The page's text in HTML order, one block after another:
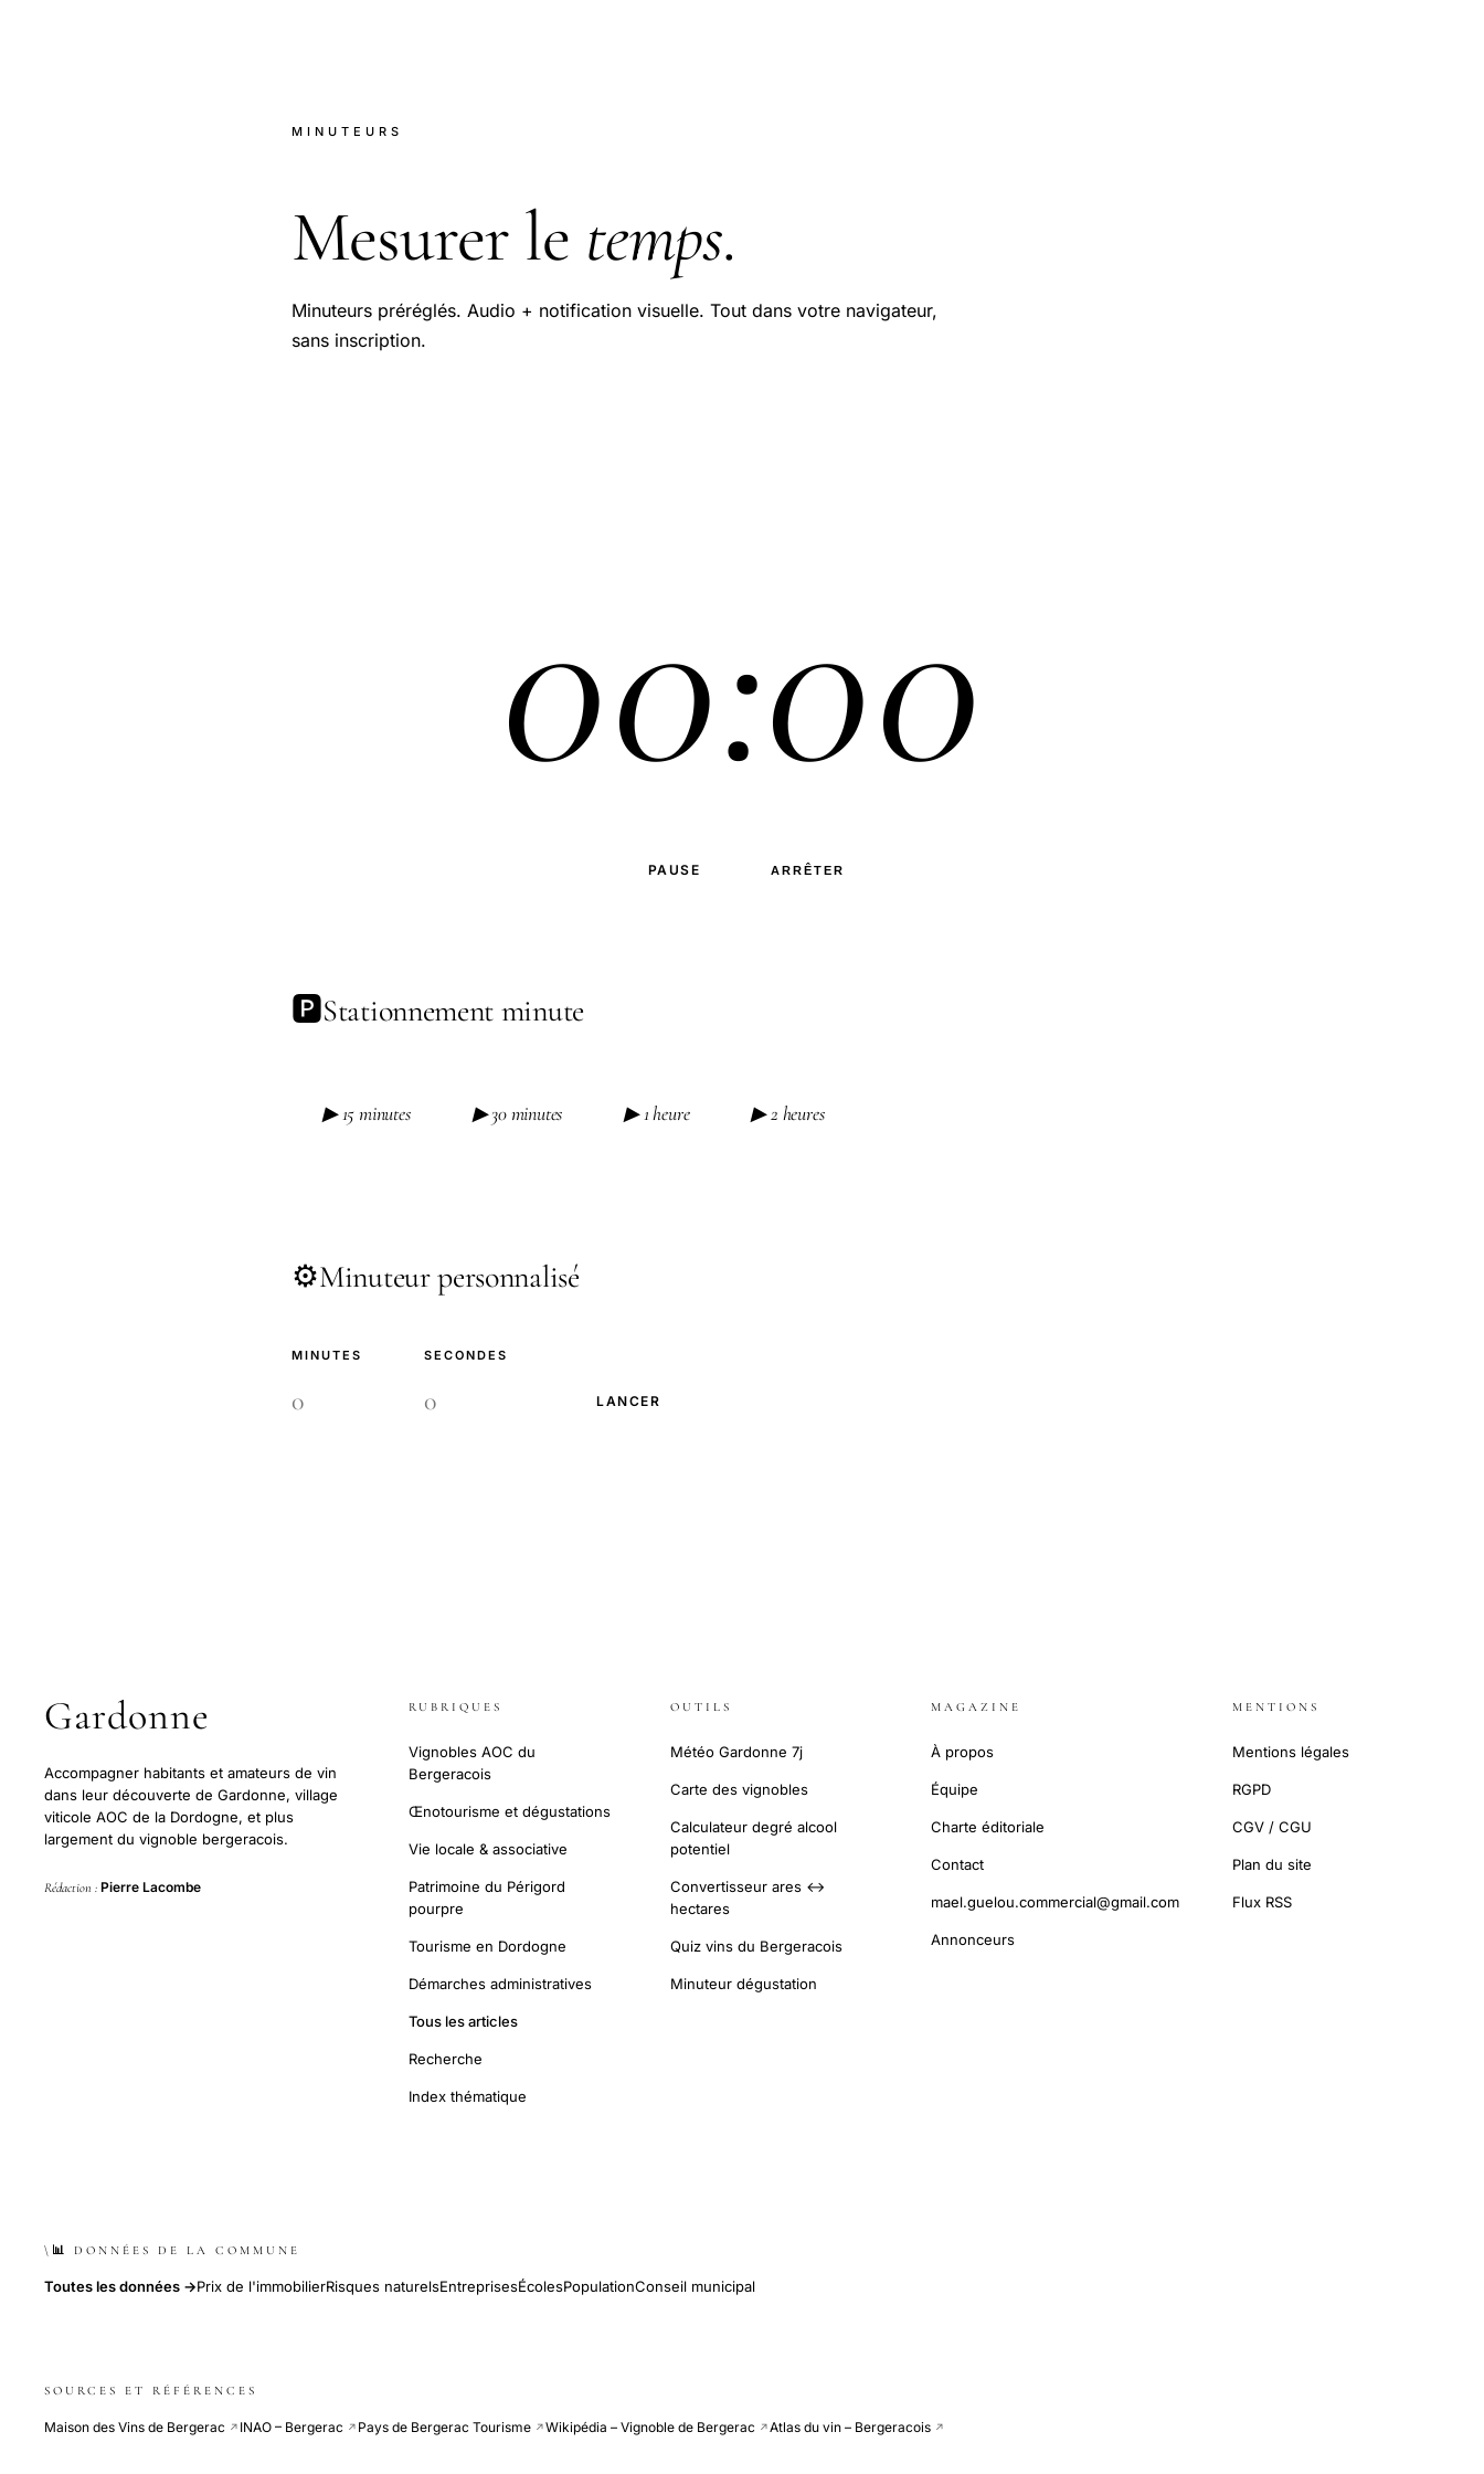
MINUTEURS
Mesurer le temps.
Minuteurs préréglés. Audio + notification visuelle. Tout dans votre navigateur,
sans inscription.
00:00
PAUSE ARRÊTER
🅿️Stationnement minute
▶ 15 minutes ▶ 30 minutes ▶ 1 heure ▶ 2 heures
⚙️Minuteur personnalisé
MINUTES SECONDES
LANCER
Gardonne
Accompagner habitants et amateurs de vin
dans leur découverte de Gardonne, village
viticole AOC de la Dordogne, et plus
largement du vignoble bergeracois.
Rédaction : Pierre Lacombe
RUBRIQUES
Vignobles AOC du
Bergeracois
Œnotourisme et dégustations
Vie locale & associative
Patrimoine du Périgord
pourpre
Tourisme en Dordogne
Démarches administratives
Tous les articles
Recherche
Index thématique
OUTILS
Météo Gardonne 7j
Carte des vignobles
Calculateur degré alcool
potentiel
Convertisseur ares ↔
hectares
Quiz vins du Bergeracois
Minuteur dégustation
MAGAZINE
À propos
Équipe
Charte éditoriale
Contact
mael.guelou.commercial@gmail.com
Annonceurs
MENTIONS
Mentions légales
RGPD
CGV / CGU
Plan du site
Flux RSS
\📊 DONNÉES DE LA COMMUNE
Toutes les données →Prix de l'immobilierRisques naturelsEntreprisesÉcolesPopulationConseil municipal
SOURCES ET RÉFÉRENCES
Maison des Vins de Bergerac ↗ INAO – Bergerac ↗ Pays de Bergerac Tourisme ↗Wikipédia – Vignoble de Bergerac ↗Atlas du vin – Bergeracois ↗